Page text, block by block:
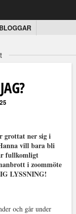
BLOGGAR
grottat ner sig i
vill bara bli
fullkomligt
i zoommöte
LYSSNING!
och går under